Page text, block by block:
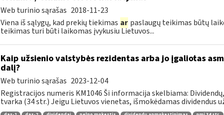
Web turinio sąrašas 2018-11-23
Viena iš sąlygų, kad prekių tiekimas ar paslaugų teikimas būtų
teikimas turi būti laikomas įvykusiu Lietuvos...
Kaip užsienio valstybės rezidentas arba jo įgaliotas
dalį?
Web turinio sąrašas 2023-12-04
Registracijos numeris KM1046 Ši informacija skelbiama:
tvarka (34 str.) Jeigu Lietuvos vienetas, išmokėdamas dividendus